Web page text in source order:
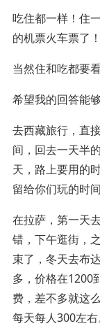
吃住都一样！住
的机票火车票了！
当然住和吃都要
希望我的回答能
去西藏旅行，直
间，回去一天半
天，路上要用的
留给你们玩的时
在拉萨，第一天
错，下午逛街，
束了，冬天去布
多，价格在1200
费，差不多就这
每天每人300左右